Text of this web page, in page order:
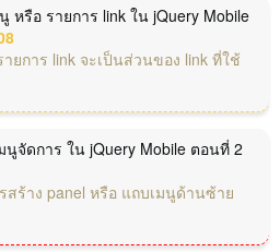
หรือ รายการ link ใน jQuery Mobile
ยการ link จะเป็นส่วนของ link ที่ใช้
นูจัดการ ใน jQuery Mobile ตอนที่ 2
สร้าง panel หรือ แถบเมนูด้านซ้าย